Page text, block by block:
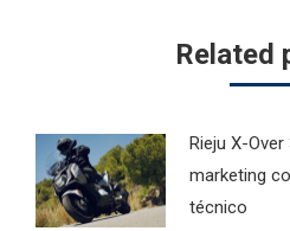
Related
Rieju X-
marketing
técnico